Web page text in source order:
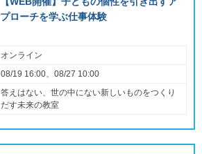
プローチを学ぶ仕事体験
オンライン
08/19 16:00、08/27 10:00
答えはない、世の中にない新しいものをつくり
だす未来の教室